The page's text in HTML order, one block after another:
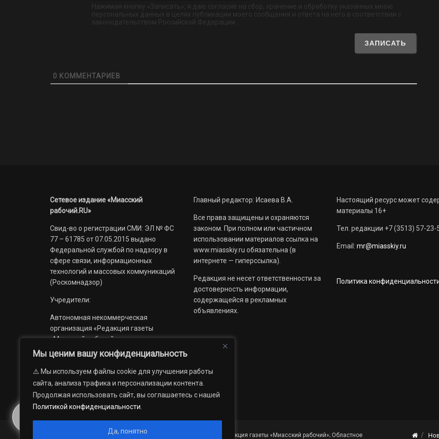
Мы ценим вашу конфиденциальность
⚠️ Мы используем файлы cookie для улучшения работы
сайта, анализа трафика и персонализации контента.
Продолжая использовать сайт, вы соглашаетесь с нашей
Политикой конфиденциальности
Да, понятно
обязательно
Нажимая кнопку «Записать», я даю согласие на сбор, хранение и обработку указанных мною
персональных данных в целях публикации моего сообщения и ответа на него в соответствии с
законодательством Российской Федерации.
0 КОММЕНТАРИЕВ
Сетевое издание «Миасский
рабочий.RU»
Свид-во о регистрации СМИ: ЭЛ № ФС
77 – 61785 от 07.05.2015 выдано
Федеральной службой по надзору в
сфере связи, информационных
технологий и массовых коммуникаций
(Роскомнадзор)
Учредители:
Автономная некоммерческая
организация «Редакция газеты
«Миасский рабочий»;
Областное государственное
учреждение «Издательский дом
Главный редактор: Исаева В.А.
Все права защищены и охраняются
законом. При полном или частичном
использовании материалов ссылка на
www.miasskiy.ru обязательна (в
интернете — гиперссылка).
Редакция не несет ответственности за
достоверность информации,
содержащейся в рекламных
объявлениях.
Настоящий ресурс может
материалы 16+
Тел. редакции +7 (3513) 57-23-
Email: mr@miasskiy.ru
Политика
© 2012 — 2026. Автономная некоммерческая организация «Редакция газеты «Миасский рабочий»; Областное